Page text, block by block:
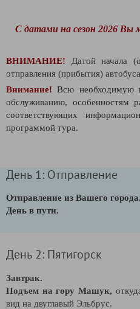
С датами на сезон 2026 Вы
ВНИМАНИЕ! Датой начала
отправления (прибытия)
Внимание! Всю необходимую
обслуживанию,
соответствующих
программой тура.
День 1: Отправление
Отправление из Вашего города.
День в пути.
День 2: Пятигорск
Завтрак.
Подъем на гору Машук,
вид на двуглавый Эльбрус.